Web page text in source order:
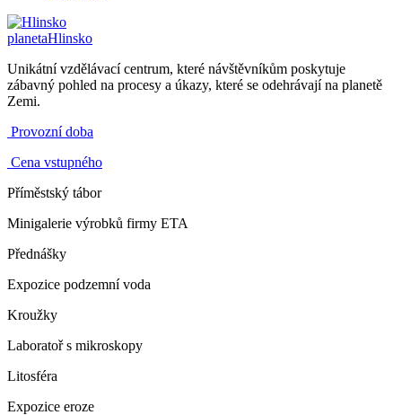
planetaHlinsko
Unikátní vzdělávací centrum, které návštěvníkům poskytuje
zábavný pohled na procesy a úkazy, které se odehrávají na planetě
Zemi.
Provozní doba
Cena vstupného
Příměstský tábor
Minigalerie výrobků firmy ETA
Přednášky
Expozice podzemní voda
Kroužky
Laboratoř s mikroskopy
Litosféra
Expozice eroze